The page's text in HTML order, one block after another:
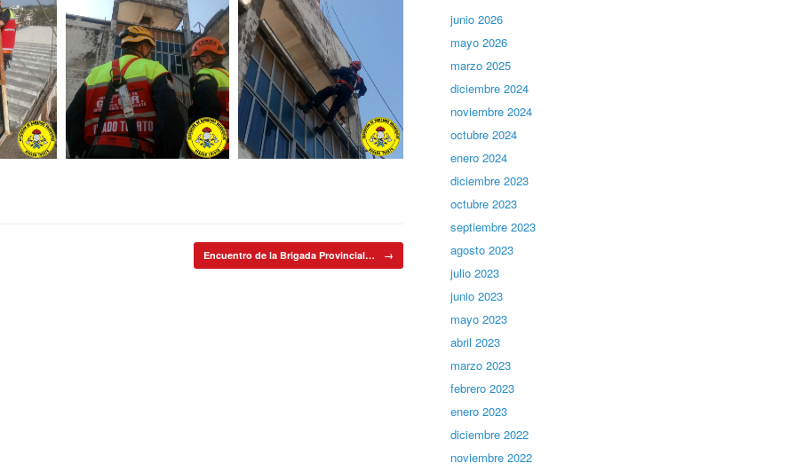
Encuentro de la Brigada Provincial… →
junio 2026
mayo 2026
marzo 2025
diciembre 2024
noviembre 2024
octubre 2024
enero 2024
diciembre 2023
octubre 2023
septiembre 2023
agosto 2023
julio 2023
junio 2023
mayo 2023
abril 2023
marzo 2023
febrero 2023
enero 2023
diciembre 2022
noviembre 2022